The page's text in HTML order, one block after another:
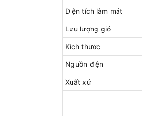
Diện tích làm mát
Lưu lượng gió
Kích thước
Nguồn điện
Xuất xứ